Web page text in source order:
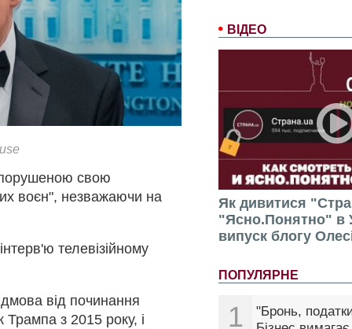
ВІДЕО
Як дивитися
"Ясно.Понятно" в
випуск блогу
ПОПУЛЯРНЕ
1
"Бронь,
свою
воєн", незважаючи на
телевізійному
від починання
з 2015 року, і